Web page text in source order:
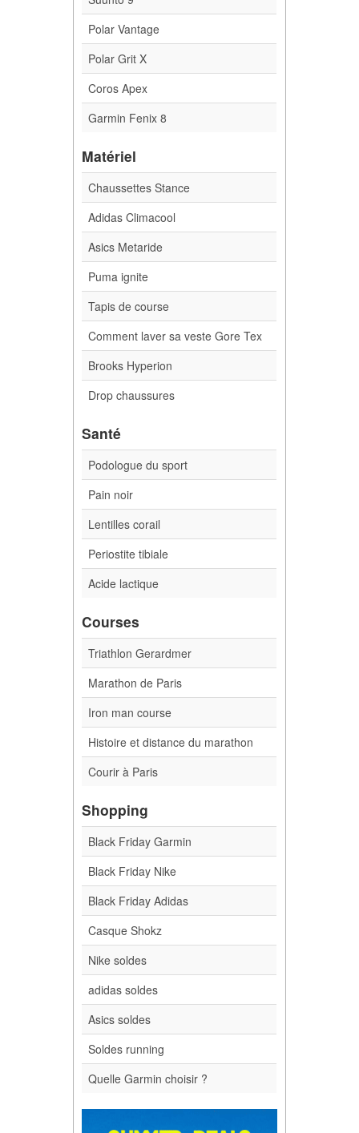
Polar Vantage
Polar Grit X
Coros Apex
Garmin Fenix 8
Matériel
Chaussettes Stance
Adidas Climacool
Asics Metaride
Puma ignite
Tapis de course
Comment laver sa veste Gore Tex
Brooks Hyperion
Drop chaussures
Santé
Podologue du sport
Pain noir
Lentilles corail
Periostite tibiale
Acide lactique
Courses
Triathlon Gerardmer
Marathon de Paris
Iron man course
Histoire et distance du marathon
Courir à Paris
Shopping
Black Friday Garmin
Black Friday Nike
Black Friday Adidas
Casque Shokz
Nike soldes
adidas soldes
Asics soldes
Soldes running
Quelle Garmin choisir ?